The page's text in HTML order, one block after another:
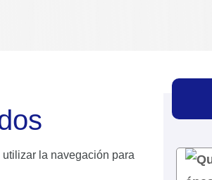
la navegación para